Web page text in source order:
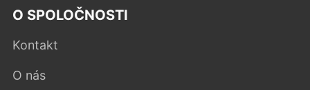
O SPOLOČNOSTI
Kontakt
O nás